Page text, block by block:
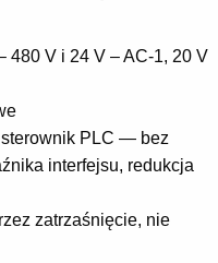
480 V i 24 V – AC-1, 20 V
PLC — bez
interfejsu, redukcja
zatrzaśnięcie, nie